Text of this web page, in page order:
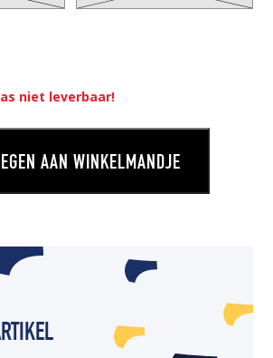
niet leverbaar!
TOEVOEGEN AAN WINKELMANDJE